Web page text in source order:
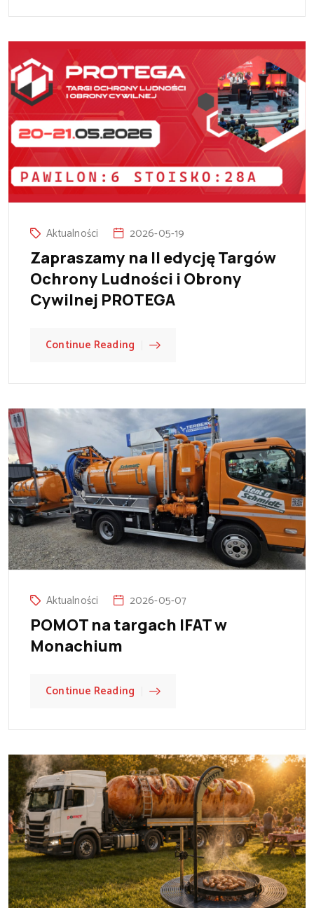
Aktualności 2026-05-19
Zapraszamy na II edycję Targów
Ochrony Ludności i Obrony
Cywilnej PROTEGA
Continue Reading
Aktualności 2026-05-07
POMOT na targach IFAT w
Monachium
Continue Reading